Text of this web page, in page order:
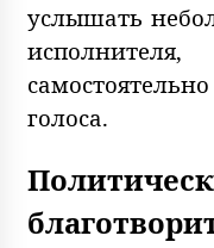
услышать
голоса.